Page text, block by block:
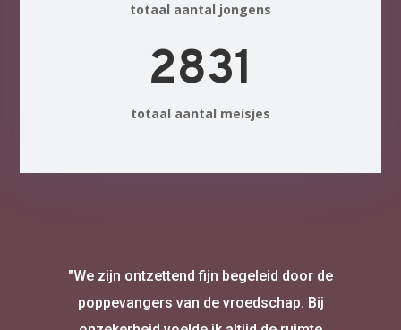
totaal aantal jongens
2831
totaal aantal meisjes
"We zijn ontzettend fijn begeleid door de
poppevangers van de vroedschap. Bij